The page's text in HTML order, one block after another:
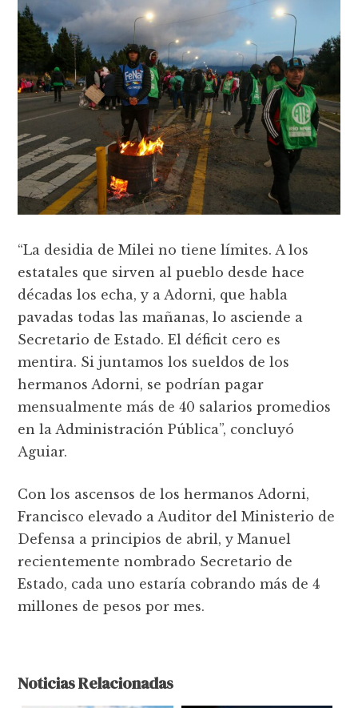
“La desidia de Milei no tiene límites. A los
estatales que sirven al pueblo desde hace
décadas los echa, y a Adorni, que habla
pavadas todas las mañanas, lo asciende a
Secretario de Estado. El déficit cero es
mentira. Si juntamos los sueldos de los
hermanos Adorni, se podrían pagar
mensualmente más de 40 salarios promedios
en la Administración Pública”, concluyó
Aguiar.
Con los ascensos de los hermanos Adorni,
Francisco elevado a Auditor del Ministerio de
Defensa a principios de abril, y Manuel
recientemente nombrado Secretario de
Estado, cada uno estaría cobrando más de 4
millones de pesos por mes.
Noticias Relacionadas